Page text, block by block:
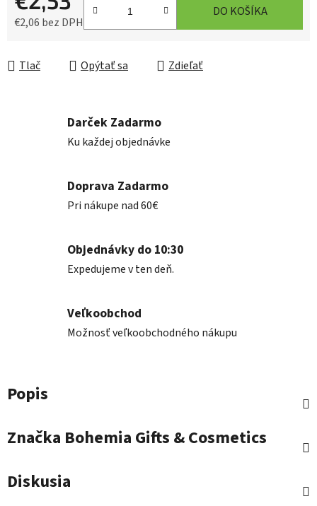
€2,06 bez DPH
DO KOŠÍKA
Tlač Opýtať sa Zdieľať
Darček Zadarmo
Ku každej objednávke
Doprava Zadarmo
Pri nákupe nad 60€
Objednávky do 10:30
Expedujeme v ten deň.
Veľkoobchod
Možnosť veľkoobchodného nákupu
Popis
Značka Bohemia Gifts & Cosmetics
Diskusia